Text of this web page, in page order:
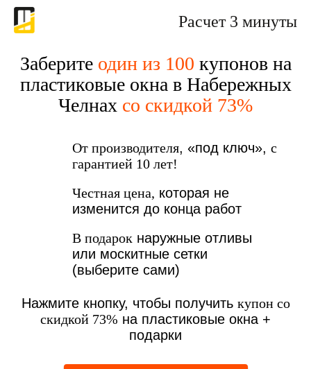
Расчет 3 минуты
Заберите один из 100 купонов на
пластиковые окна в Набережных
Челнах со скидкой 73%
От производителя, «под ключ», с
гарантией 10 лет!
Честная цена, которая не
изменится до конца работ
В подарок наружные отливы
или москитные сетки
(выберите сами)
Нажмите кнопку, чтобы получить купон со
скидкой 73% на пластиковые окна +
подарки